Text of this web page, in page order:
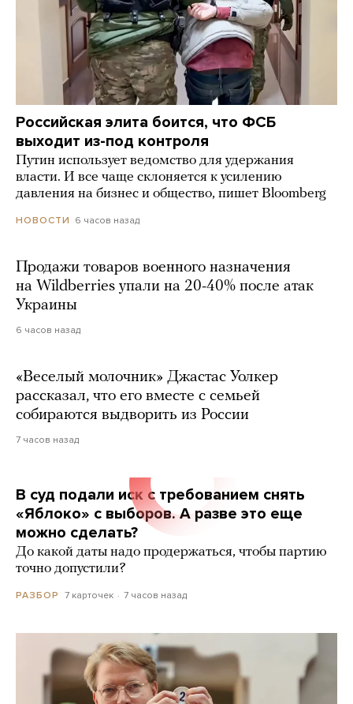
Российская элита боится, что ФСБ
выходит из-под контроля
Путин использует ведомство для удержания
власти. И все чаще склоняется к усилению
давления на бизнес и общество, пишет Bloomberg
НОВОСТИ 6 часов назад
Продажи товаров военного назначения
на Wildberries упали на 20-40% после атак
Украины
6 часов назад
«Веселый молочник» Джастас Уолкер
рассказал, что его вместе с семьей
собираются выдворить из России
7 часов назад
В суд подали иск с требованием снять
«Яблоко» с выборов. А разве это еще
можно сделать?
До какой даты надо продержаться, чтобы партию
точно допустили?
РАЗБОР 7 карточек 7 часов назад